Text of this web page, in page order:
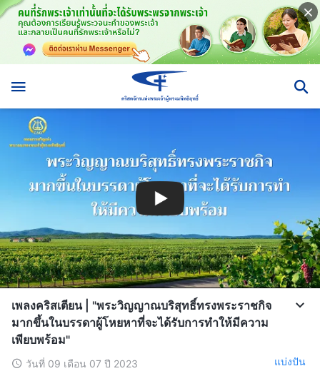
เพลงคริสเตียน | "พระวิญญาณบริสุทธิ์ทรงพระราชกิจ
มากขึ้นในบรรดาผู้โหยหาที่จะได้รับการทำให้มีความ
เพียบพร้อม"
วันที่ 09 เดือน 07 ปี 2023 แบ่งปัน